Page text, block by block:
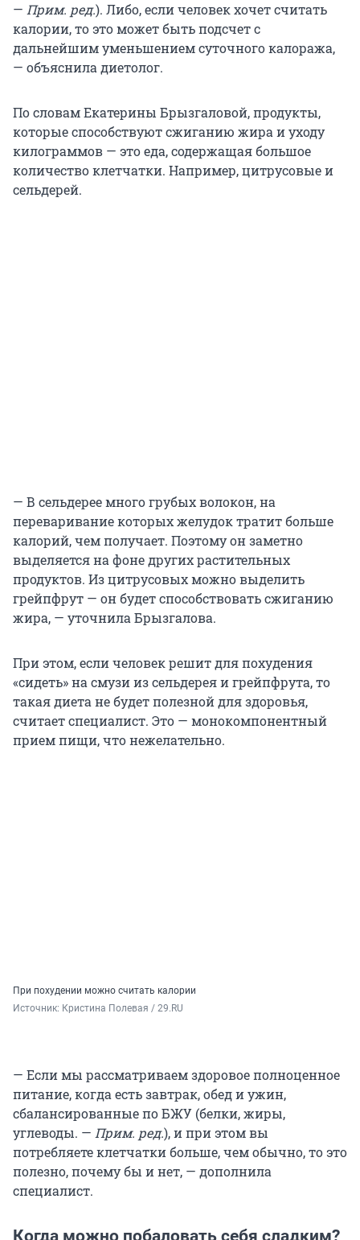
— Прим. ред.). Либо, если человек хочет считать
калории, то это может быть подсчет с
дальнейшим уменьшением суточного калоража,
— объяснила диетолог.
По словам Екатерины Брызгаловой, продукты,
которые способствуют сжиганию жира и уходу
килограммов — это еда, содержащая большое
количество клетчатки. Например, цитрусовые и
сельдерей.
— В сельдерее много грубых волокон, на
переваривание которых желудок тратит больше
калорий, чем получает. Поэтому он заметно
выделяется на фоне других растительных
продуктов. Из цитрусовых можно выделить
грейпфрут — он будет способствовать сжиганию
жира, — уточнила Брызгалова.
При этом, если человек решит для похудения
«сидеть» на смузи из сельдерея и грейпфрута, то
такая диета не будет полезной для здоровья,
считает специалист. Это — монокомпонентный
прием пищи, что нежелательно.
При похудении можно считать калории
Источник: Кристина Полевая / 29.RU
— Если мы рассматриваем здоровое полноценное
питание, когда есть завтрак, обед и ужин,
сбалансированные по БЖУ (белки, жиры,
углеводы. — Прим. ред.), и при этом вы
потребляете клетчатки больше, чем обычно, то это
полезно, почему бы и нет, — дополнила
специалист.